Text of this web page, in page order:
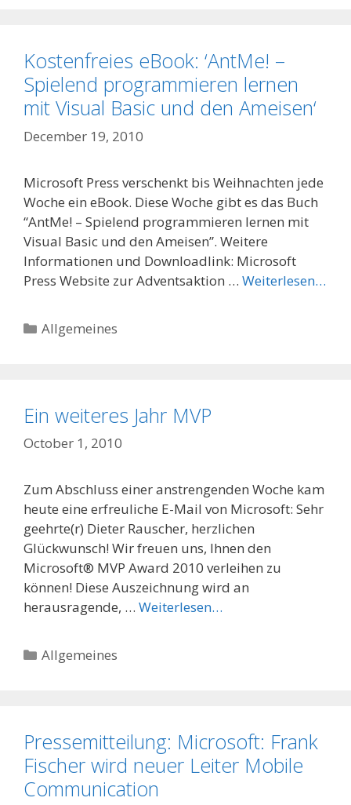
Kostenfreies eBook: ‘AntMe! –
Spielend programmieren lernen
mit Visual Basic und den Ameisen‘
December 19, 2010
Microsoft Press verschenkt bis Weihnachten jede
Woche ein eBook. Diese Woche gibt es das Buch
“AntMe! – Spielend programmieren lernen mit
Visual Basic und den Ameisen”. Weitere
Informationen und Downloadlink: Microsoft
Press Website zur Adventsaktion … Weiterlesen…
Categories
Allgemeines
Ein weiteres Jahr MVP
October 1, 2010
Zum Abschluss einer anstrengenden Woche kam
heute eine erfreuliche E-Mail von Microsoft: Sehr
geehrte(r) Dieter Rauscher, herzlichen
Glückwunsch! Wir freuen uns, Ihnen den
Microsoft® MVP Award 2010 verleihen zu
können! Diese Auszeichnung wird an
herausragende, … Weiterlesen…
Categories
Allgemeines
Pressemitteilung: Microsoft: Frank
Fischer wird neuer Leiter Mobile
Communication